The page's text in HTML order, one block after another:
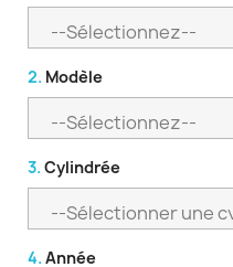
2. Modèle
3. Cylindrée
4. Année